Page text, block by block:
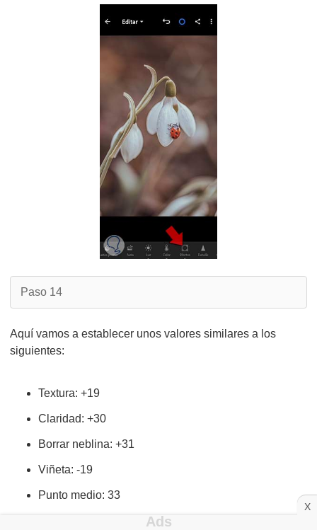
Paso 14
Aquí vamos a establecer unos valores similares a los
siguientes:
Textura: +19
Claridad: +30
Borrar neblina: +31
Viñeta: -19
Punto medio: 33
X